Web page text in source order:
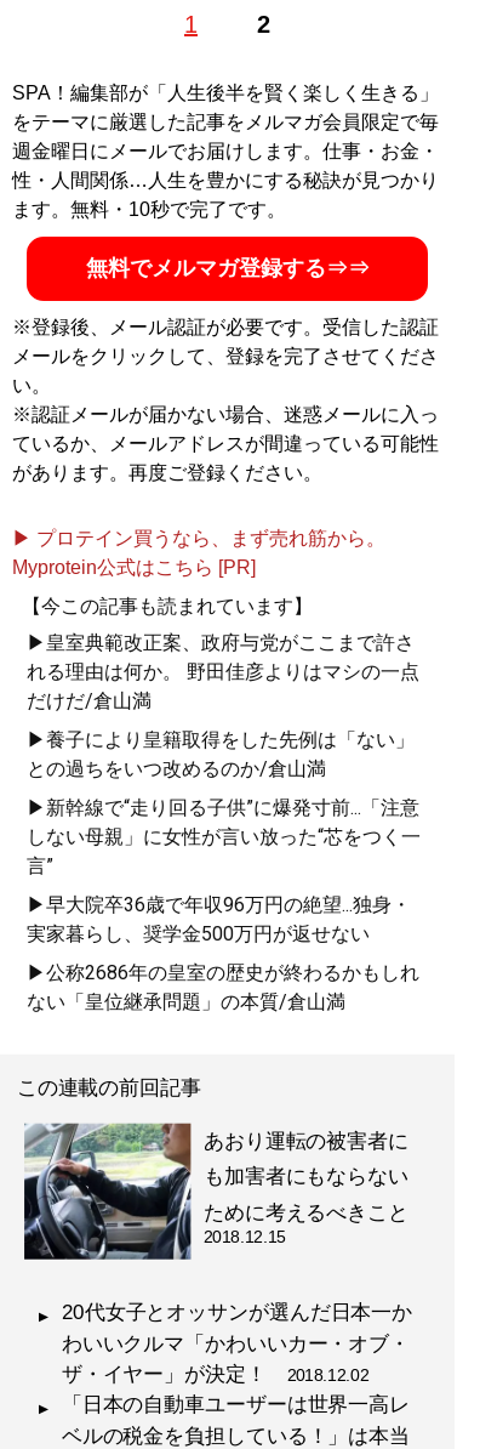
1 2
そのフェラーリください!!
路の謎 』などの著作で道路交通ジャーナリストとしても
活動中
記事一覧へ
SPA！編集部が「人生後半を賢く楽しく生きる」
をテーマに厳選した記事をメルマガ会員限定で毎
週金曜日にメールでお届けします。仕事・お金・
性・人間関係…人生を豊かにする秘訣が見つかり
ます。無料・10秒で完了です。
無料でメルマガ登録する⇒⇒
※登録後、メール認証が必要です。受信した認証
メールをクリックして、登録を完了させてくださ
い。
※認証メールが届かない場合、迷惑メールに入っ
ているか、メールアドレスが間違っている可能性
があります。再度ご登録ください。
▶ プロテイン買うなら、まず売れ筋から。
Myprotein公式はこちら [PR]
【今この記事も読まれています】
▶皇室典範改正案、政府与党がここまで許さ
れる理由は何か。 野田佳彦よりはマシの一点
だけだ/倉山満
▶養子により皇籍取得をした先例は「ない」
との過ちをいつ改めるのか/倉山満
▶新幹線で“走り回る子供”に爆発寸前...「注意
しない母親」に女性が言い放った“芯をつく一
言”
▶早大院卒36歳で年収96万円の絶望...独身・
実家暮らし、奨学金500万円が返せない
▶公称2686年の皇室の歴史が終わるかもしれ
ない「皇位継承問題」の本質/倉山満
この連載の前回記事
あおり運転の被害者に
も加害者にもならない
ために考えるべきこと
2018.12.15
20代女子とオッサンが選んだ日本一か
わいいクルマ「かわいいカー・オブ・
ザ・イヤー」が決定！ 2018.12.02
「日本の自動車ユーザーは世界一高レ
ベルの税金を負担している！」は本当